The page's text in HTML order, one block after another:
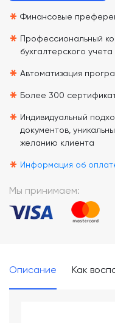
* Финансовые
* Профессиональный
бухгалтерского
* Автоматизация
* Более 300
* Индивидуальный
документов,
желанию клиента
* Информация об
Мы принимаем:
Описание Как